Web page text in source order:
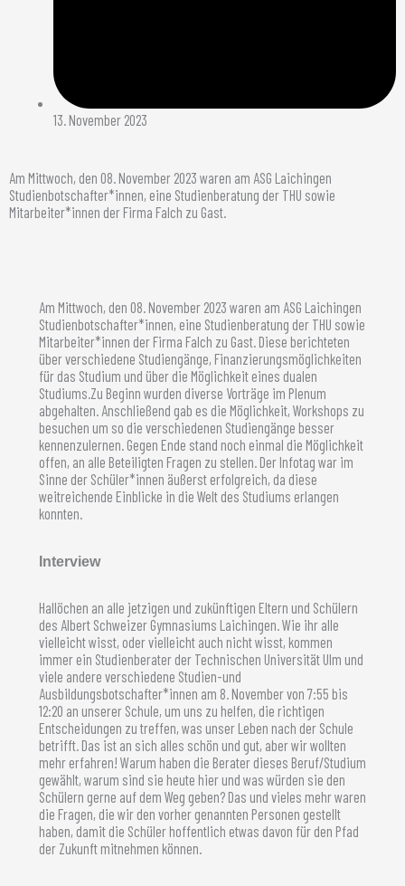
13. November 2023
Am Mittwoch, den 08. November 2023 waren am ASG Laichingen
Studienbotschafter*innen, eine Studienberatung der THU sowie
Mitarbeiter*innen der Firma Falch zu Gast.
Am Mittwoch, den 08. November 2023 waren am ASG Laichingen
Studienbotschafter*innen, eine Studienberatung der THU sowie
Mitarbeiter*innen der Firma Falch zu Gast. Diese berichteten
über verschiedene Studiengänge, Finanzierungsmöglichkeiten
für das Studium und über die Möglichkeit eines dualen
Studiums.Zu Beginn wurden diverse Vorträge im Plenum
abgehalten. Anschließend gab es die Möglichkeit, Workshops zu
besuchen um so die verschiedenen Studiengänge besser
kennenzulernen. Gegen Ende stand noch einmal die Möglichkeit
offen, an alle Beteiligten Fragen zu stellen. Der Infotag war im
Sinne der Schüler*innen äußerst erfolgreich, da diese
weitreichende Einblicke in die Welt des Studiums erlangen
konnten.
Interview
Hallöchen an alle jetzigen und zukünftigen Eltern und Schülern
des Albert Schweizer Gymnasiums Laichingen. Wie ihr alle
vielleicht wisst, oder vielleicht auch nicht wisst, kommen
immer ein Studienberater der Technischen Universität Ulm und
viele andere verschiedene Studien-und
Ausbildungsbotschafter*innen am 8. November von 7:55 bis
12:20 an unserer Schule, um uns zu helfen, die richtigen
Entscheidungen zu treffen, was unser Leben nach der Schule
betrifft. Das ist an sich alles schön und gut, aber wir wollten
mehr erfahren! Warum haben die Berater dieses Beruf/Studium
gewählt, warum sind sie heute hier und was würden sie den
Schülern gerne auf dem Weg geben? Das und vieles mehr waren
die Fragen, die wir den vorher genannten Personen gestellt
haben, damit die Schüler hoffentlich etwas davon für den Pfad
der Zukunft mitnehmen können.